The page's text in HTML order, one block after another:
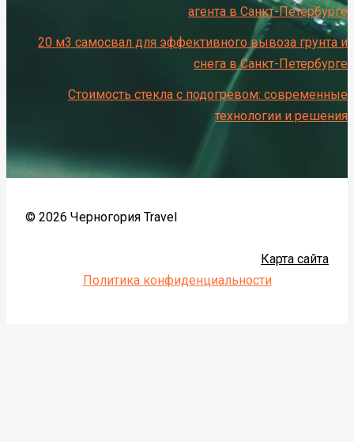
агента в Санкт-Петербурге
20 м3 самосвал для эффективного вывоза грунта и
снега в Санкт-Петербурге
Стоимость стекла с подогревом: современные
технологии и решения
© 2026 Черногория Travel
Карта сайта
Политика конфиденциальности